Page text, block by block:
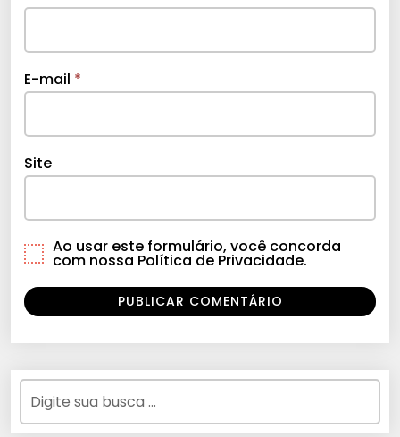
E-mail *
Site
Ao usar este formulário, você concorda
com nossa Política de Privacidade.